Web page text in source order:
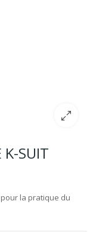
K-SUIT
la pratique du